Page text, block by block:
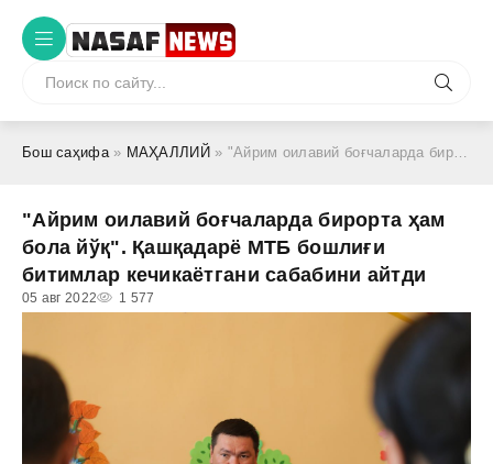
Бош саҳифа» МАҲАЛЛИЙ » "Айрим оилавий боғчаларда бирорта ҳам бола йўқ". Қашқадарё МТБ бошлиғи битимлар кечикаётгани сабабини айтди
"Айрим оилавий боғчаларда бирорта ҳам
бола йўқ". Қашқадарё МТБ бошлиғи
битимлар кечикаётгани сабабини айтди
05 авг 2022 1 577